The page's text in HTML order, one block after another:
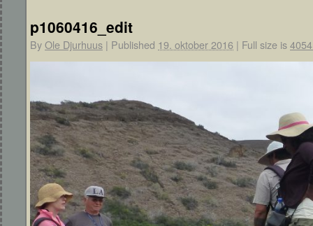
p1060416_edit
ByOle Djurhuus | Published 19. oktober 2016 | Full size is